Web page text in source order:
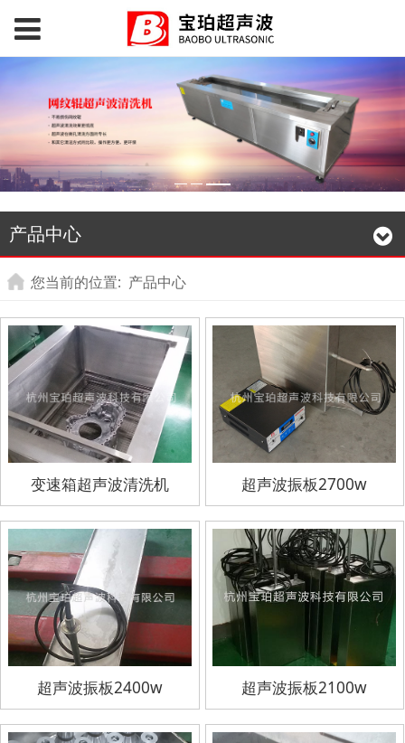
产品中心
您当前的位置: 产品中心
变速箱超声波清洗机 超声波振板2700w
超声波振板2400w 超声波振板2100w